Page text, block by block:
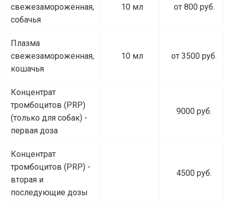
свежезамороженная,
собачья
10 мл от 800 руб.
Плазма
свежезамороженная,
кошачья
10 мл от 3500 руб.
Концентрат
тромбоцитов (PRP)
(только для собак) -
первая доза
9000 руб.
Концентрат
тромбоцитов (PRP) -
вторая и
последующие дозы
4500 руб.